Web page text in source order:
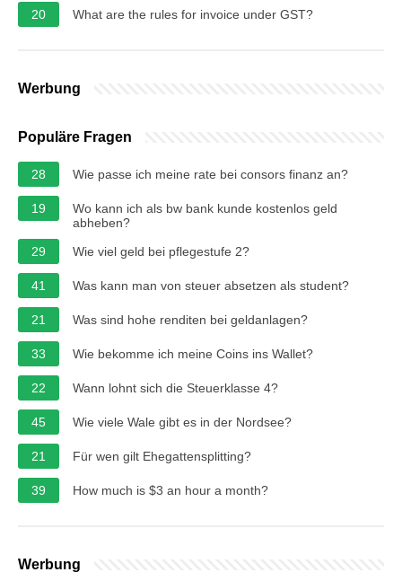
20 What are the rules for invoice under GST?
Werbung
Populäre Fragen
28 Wie passe ich meine rate bei consors finanz an?
19
Wo kann ich als bw bank kunde kostenlos geld
abheben?
29
Wie viel geld bei pflegestufe 2?
41 Was kann man von steuer absetzen als student?
21 Was sind hohe renditen bei geldanlagen?
33 Wie bekomme ich meine Coins ins Wallet?
22 Wann lohnt sich die Steuerklasse 4?
45 Wie viele Wale gibt es in der Nordsee?
21 Für wen gilt Ehegattensplitting?
39 How much is $3 an hour a month?
Werbung